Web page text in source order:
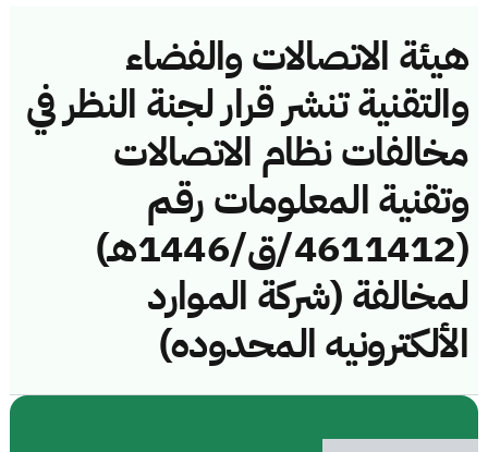
هيئة الاتصالات والفضاء
والتقنية تنشر قرار لجنة النظر في
مخالفات نظام الاتصالات
وتقنية المعلومات رقم
(4611412/ق/1446هـ)
لمخالفة (شركة الموارد
الألكترونيه المحدوده)